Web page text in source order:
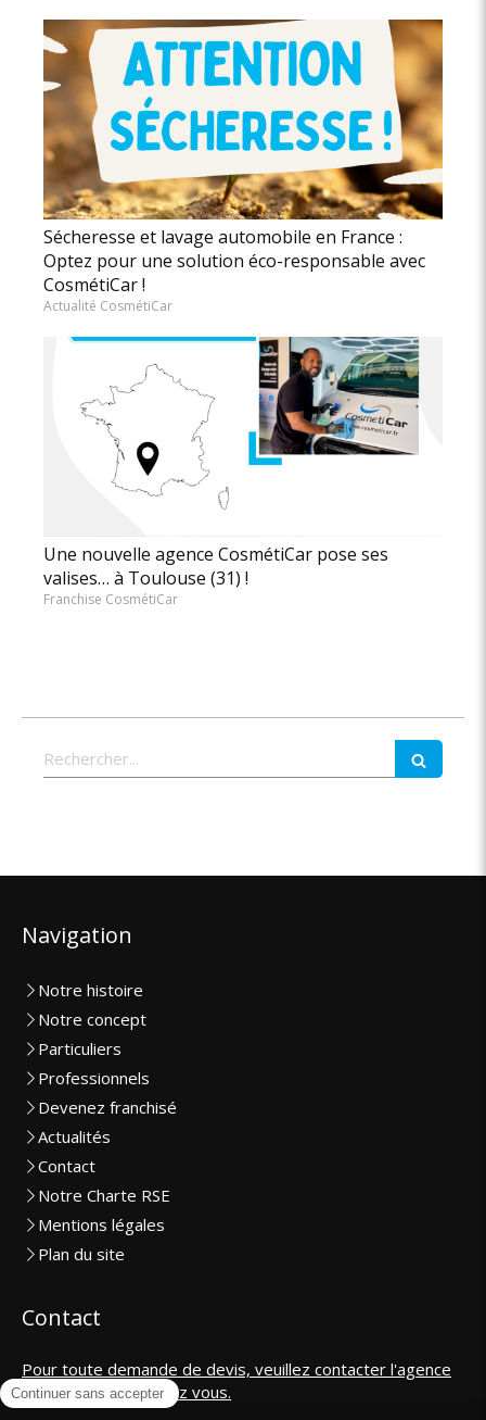
Sécheresse et lavage automobile en France :
Optez pour une solution éco-responsable avec
CosmétiCar !
Actualité CosmétiCar
Une nouvelle agence CosmétiCar pose ses
valises… à Toulouse (31) !
Franchise CosmétiCar
Rechercher
Navigation
Notre histoire
Notre concept
Particuliers
Professionnels
Devenez franchisé
Actualités
Contact
Notre Charte RSE
Mentions légales
Plan du site
Contact
Pour toute demande de devis, veuillez contacter l'agence
la plus proche de chez vous.